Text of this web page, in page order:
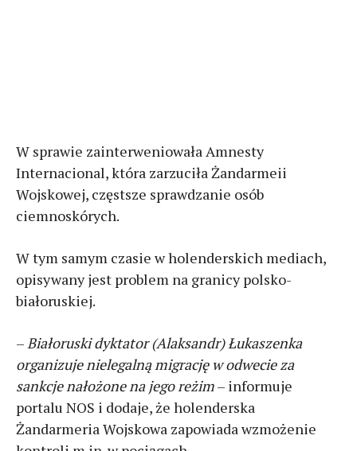
W sprawie zainterweniowała Amnesty
Internacional, która zarzuciła Żandarmeii
Wojskowej, częstsze sprawdzanie osób
ciemnoskórych.
W tym samym czasie w holenderskich mediach,
opisywany jest problem na granicy polsko-
białoruskiej.
– Białoruski dyktator (Alaksandr) Łukaszenka
organizuje nielegalną migrację w odwecie za
sankcje nałożone na jego reżim– informuje
portalu NOS i dodaje, że holenderska
Żandarmeria Wojskowa zapowiada wzmożenie